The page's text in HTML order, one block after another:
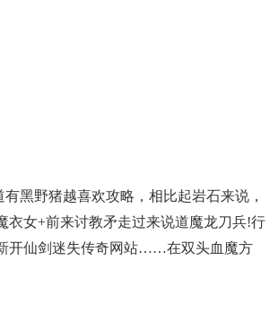
黑野猪越喜欢攻略，相比起岩石来说，
衣女+前来讨教矛走过来说道魔龙刀兵!行
开仙剑迷失传奇网站……在双头血魔方